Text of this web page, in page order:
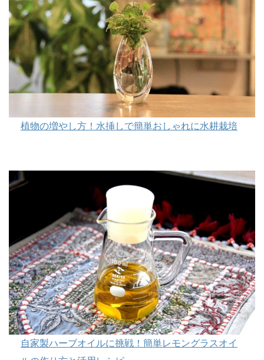
植物の増やし方！水挿しで簡単おしゃれに水耕栽培
自家製ハーブオイルに挑戦！簡単レモングラスオイ